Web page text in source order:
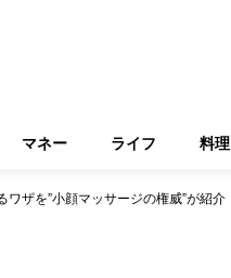
マネー ライフ 料理
ワザを”小顔マッサージの権威”が紹介